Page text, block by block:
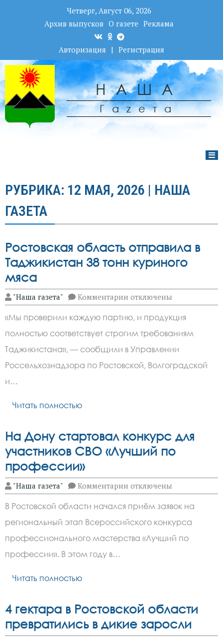
Четверг, Август 06, 2026
Архив выпусков О газете Реклама
Авторизация | Регистрация
НАША
Гаzета
РУБРИКА: 12 МАЯ, 2026 | НАША
ГАЗЕТА
Ростовская область отправила в
Таджикистан 38 тонн куриного
мяса
"Наша газета" Комментарии к
записи
область
отправила
в
Таджикистан
38
тонн
куриного
отключены
«Мы проверили каждую партию, и продукция
полностью соответствует строгим требованиям
Таджикистана», — сообщили в Управлении
Россельхознадзора по Ростовской, Волгоградской
и…
Читать полностью
На Дону стартовал конкурс для
участников СВО «Лучший по
профессии»
"Наша газета" Комментарии к
записи
Дону
стартовал
конкурс
для
участников
отключены
В Ростовской области начался приём заявок на
региональный этап Всероссийского конкурса
профессионального мастерства «Лучший по
профессии». В этом году в…
Читать полностью
4 гектара в Ростовской области
превратились в дикие заросли